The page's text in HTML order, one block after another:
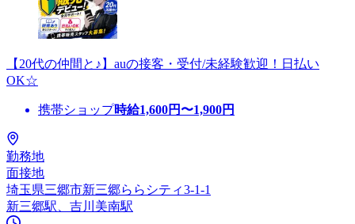
【20代の仲間と♪】auの接客・受付/未経験歓迎！日払い
OK☆
携帯ショップ時給1,600円〜1,900円
勤務地
面接地
埼玉県三郷市新三郷ららシティ3-1-1
新三郷駅、吉川美南駅